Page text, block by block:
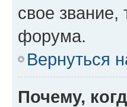
свое
форума.
Вернуться
Почему,